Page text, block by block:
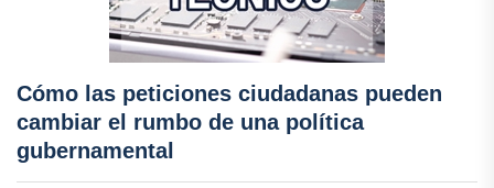
Cómo las peticiones ciudadanas pueden
cambiar el rumbo de una política
gubernamental